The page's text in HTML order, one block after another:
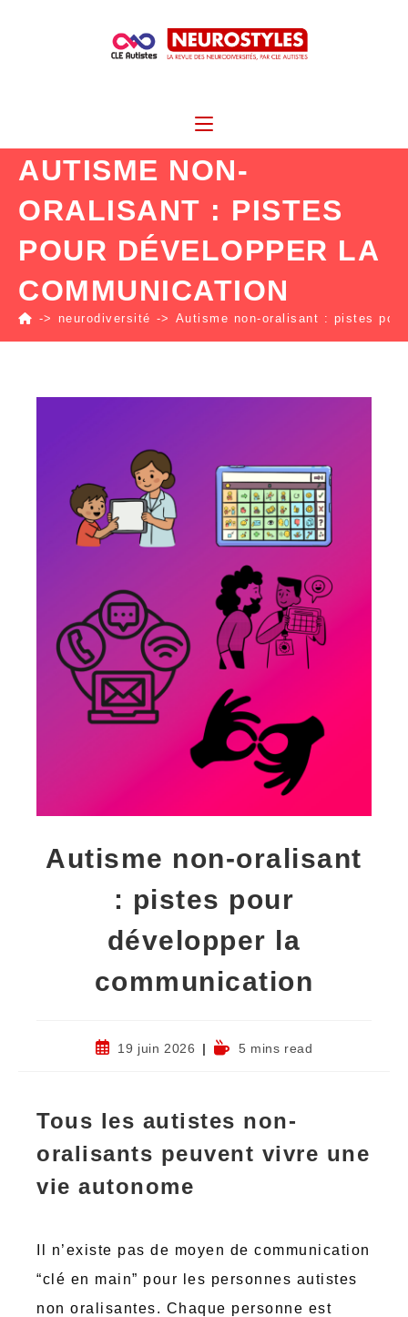
AUTISME NON-
ORALISANT : PISTES
POUR DÉVELOPPER LA
COMMUNICATION
-> neurodiversité -> Autisme non-oralisant : pistes
Autisme non-oralisant
: pistes pour
développer la
communication
19 juin 2026 5 mins read
Tous les autistes non-
oralisants peuvent vivre une
vie autonome
Il n’existe pas de moyen de communication
“clé en main” pour les personnes autistes
non oralisantes. Chaque personne est